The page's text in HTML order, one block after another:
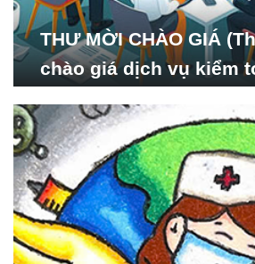
THƯ MỜI CHÀO GIÁ
chào giá dịch vụ kiểm
Nghiên cứu Phát triển
hội_ISDS)